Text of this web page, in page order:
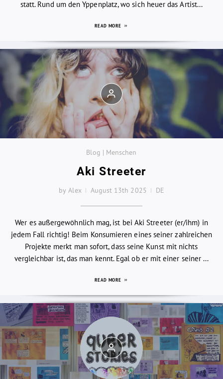
statt. Rund um den Yppenplatz, wo sich heuer das Artist...
READ MORE
Blog | Menschen
Aki Streeter
by Alex August 13th 2025 DE
Wer es außergewöhnlich mag, ist bei Aki Streeter (er/ihm) in
jedem Fall richtig! Beim Konsumieren eines seiner zahlreichen
Projekte merkt man sofort, dass seine Kunst mit nichts
vergleichbar ist, das man kennt. Egal ob er mit einer seiner ...
READ MORE